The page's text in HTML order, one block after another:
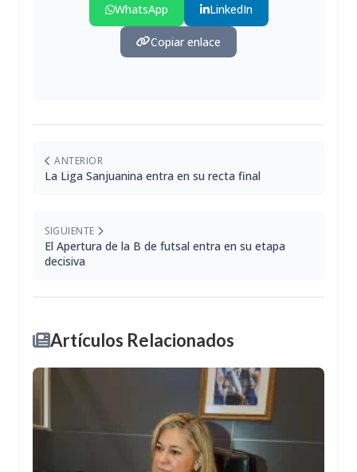
WhatsApp LinkedIn
Copiar enlace
ANTERIOR
La Liga Sanjuanina entra en su recta final
SIGUIENTE
El Apertura de la B de futsal entra en su etapa
decisiva
Artículos Relacionados